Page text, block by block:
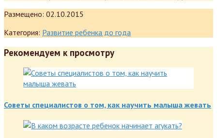
Размещено: 02.10.2015
Категория: Развитие ребенка до года
Рекомендуем к просмотру
Советы специалистов о том, как научить малыша жевать